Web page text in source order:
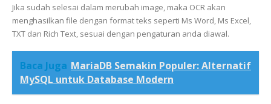
Jika sudah selesai dalam merubah image, maka OCR akan
menghasilkan file dengan format teks seperti Ms Word, Ms Excel,
TXT dan Rich Text, sesuai dengan pengaturan anda diawal.
Baca Juga MariaDB Semakin Populer: Alternatif
MySQL untuk Database Modern